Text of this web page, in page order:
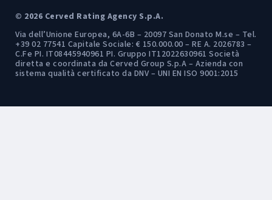
© 2026 Cerved Rating Agency S.p.A.
Via dell’Unione Europea, 6A-6B – 20097 San Donato M.se – Tel.
+39 02 77541 Capitale Sociale: € 150.000.00 – RE A. 2026783 –
C.Fe PI. IT08445940961 PI. Gruppo IT12022630961 Società
diretta e coordinata da Cerved Group S.p.A – Azienda con
sistema qualità certificato da DNV – UNI EN ISO 9001:2015